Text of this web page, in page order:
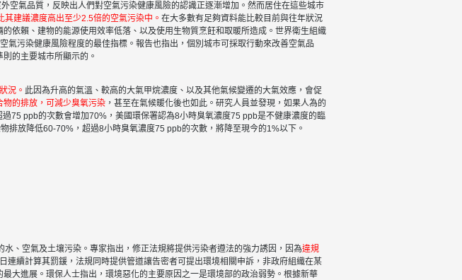
空氣品質，反映出人們對空氣污染健康風險的認識正逐漸增加。然而居住在這些城市
其建議濃度高出至少2.5倍的空氣污染中。 在大多數有足夠資料能比較目前與往年狀況
依賴、建物的能源使用效率低落、以及使用生物質烹飪和取暖所造成。世界衛生組織
污染健康風險程度的最佳指標。報告也指出，個別城市可採取行動來改善空氣品
的主要城市所顯示的。
況。 此因為升高的氣溫、較高的大氣甲烷濃度、以及其他氣候變遷的大氣效應，會促
的排放，可減少臭氧污染 ，甚至在氣候暖化後也如此。研究人員並發現，如果人為的
75 ppb的次數會增加70%，美國環保署認為8小時臭氧濃度75 ppb是不健康濃度的臨
放降低60-70%，超過8小時臭氧濃度75 ppb的次數，將降至現今的1%以下。
、空氣及土壤污染。專家指出，修正法規將提供污染者遵法的強力誘因，因為違規
連續計算其罰鍰，法規同時提供管道讓告密者可提出環境相關申訴，非政府組織在某
大進展。環保人士指出，環境惡化的主要原因之一是環境部的政治弱勢。根據新華